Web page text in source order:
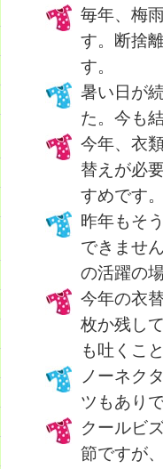
毎年、梅
す。断捨
す。
暑い日が
た。今も
今年、衣
替えが必
すめです
昨年もそ
できませ
の活躍の
今年の衣
枚か残し
も吐くこ
ノーネク
ツもあり
クールビ
節ですが